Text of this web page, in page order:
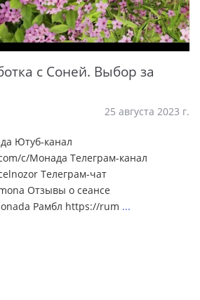
с Соней. Выбор за
25 августа 2023 г.
Ютуб-канал
c/Монада Телеграм-канал
Телеграм-чат
Отзывы о сеансе
Рамбл https://rum ...